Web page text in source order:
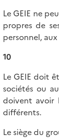
Le GEIE ne
propres de
personnel,
10
Le GEIE doit
sociétés ou
doivent avoir
différents.
Le siège du